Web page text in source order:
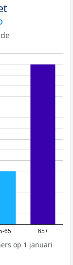
65 65+
op 1 januari